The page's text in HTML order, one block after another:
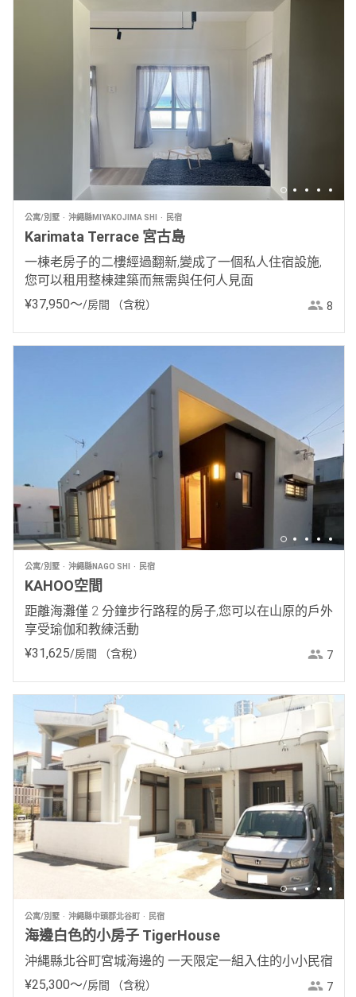
公寓/別墅 沖繩縣MIYAKOJIMA SHI 民宿
Karimata Terrace 宮古島
一棟老房子的二樓經過翻新,變成了一個私人住宿設施,
您可以租用整棟建築而無需與任何人見面
¥37,950〜/房間 （含稅） 8
公寓/別墅 沖繩縣NAGO SHI 民宿
KAHOO空間
距離海灘僅 2 分鐘步行路程的房子,您可以在山原的戶外
享受瑜伽和教練活動
¥31,625/房間 （含稅） 7
公寓/別墅 沖繩縣中頭郡北谷町 民宿
海邊白色的小房子 TigerHouse
沖縄縣北谷町宮城海邊的 一天限定一組入住的小小民宿
¥25,300〜/房間 （含稅） 7